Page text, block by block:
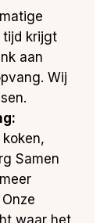
tijd krijgt
aan
Wij
Samen
waar het